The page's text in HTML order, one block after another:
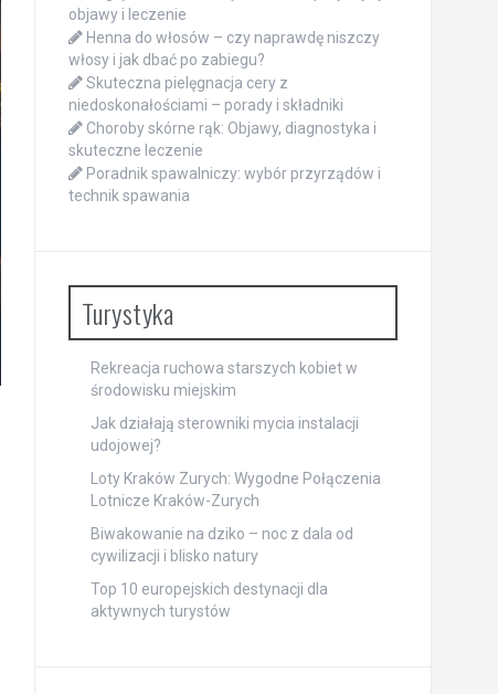
objawy i leczenie
Henna do włosów – czy naprawdę niszczy
włosy i jak dbać po zabiegu?
Skuteczna pielęgnacja cery z
niedoskonałościami – porady i składniki
Choroby skórne rąk: Objawy, diagnostyka i
skuteczne leczenie
Poradnik spawalniczy: wybór przyrządów i
technik spawania
Turystyka
Rekreacja ruchowa starszych kobiet w
środowisku miejskim
Jak działają sterowniki mycia instalacji
udojowej?
Loty Kraków Zurych: Wygodne Połączenia
Lotnicze Kraków-Zurych
Biwakowanie na dziko – noc z dala od
cywilizacji i blisko natury
Top 10 europejskich destynacji dla
aktywnych turystów